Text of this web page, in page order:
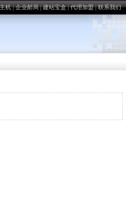
机|企业邮局|建站宝盒|代理加盟|联系我们